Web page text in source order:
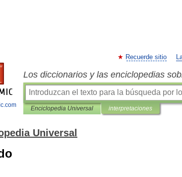
Recuerde sitio
Los diccionarios y las enciclopedias
Enciclopedia Universal interpretaciones
Universal